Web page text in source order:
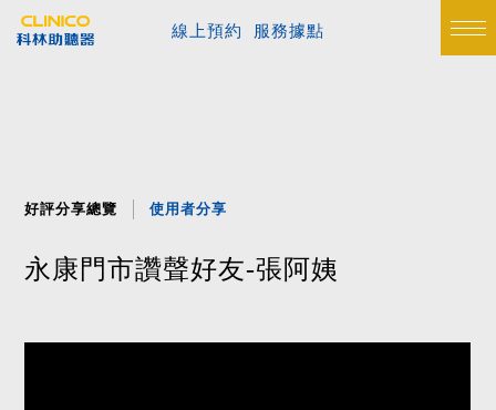
線上預約 服務據點
好評分享總覽 使用者分享
永康門市讚聲好友-張阿姨